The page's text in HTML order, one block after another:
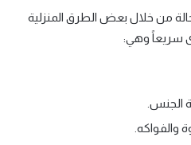
من خلال بعض الطرق المنزلية
سريعاً وهي:
الجنس.
والفواكه.